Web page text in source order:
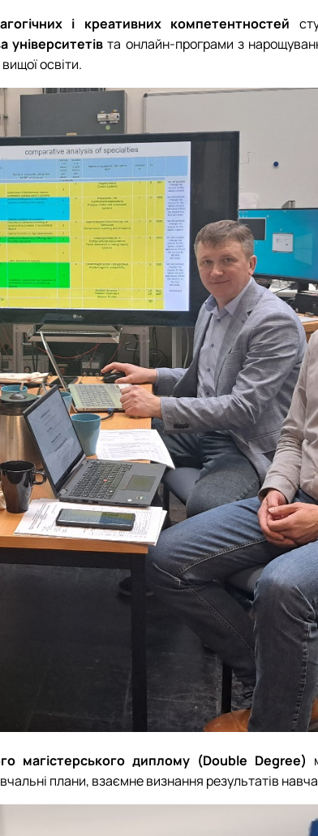
і креативних компетентностей
університетів та онлайн-програми з
освіти.
магістерського диплому (Double Degree)
плани, взаємне визнання результатів